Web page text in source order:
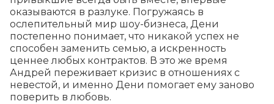
оказываются в разлуке. Погружаясь в
ослепительный мир шоу-бизнеса, Дени
постепенно понимает, что никакой успех не
способен заменить семью, а искренность
ценнее любых контрактов. В это же время
Андрей переживает кризис в отношениях с
невестой, и именно Дени помогает ему заново
поверить в любовь.